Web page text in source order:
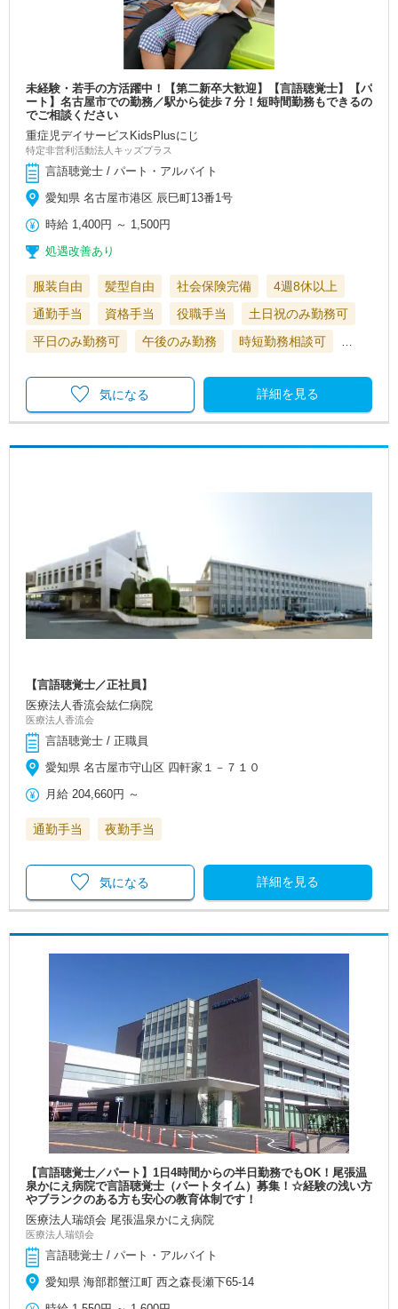
未経験・若手の方活躍中！【第二新卒大歓迎】【言語聴覚士】【パ
ート】名古屋市での勤務／駅から徒歩７分！短時間勤務もできるの
でご相談ください
重症児デイサービスKidsPlusにじ
特定非営利活動法人キッズプラス
言語聴覚士 / パート・アルバイト
愛知県 名古屋市港区 辰巳町13番1号
時給 1,400円 ～ 1,500円
処遇改善あり
服装自由 髪型自由 社会保険完備
4週8休以上
通勤手当
資格手当 役職手当
土日祝のみ勤務可
平日のみ勤務可
午後のみ勤務 時短勤務相談可
詳細を見る
気になる
【言語聴覚士／正社員】
医療法人香流会紘仁病院
医療法人香流会
言語聴覚士 / 正職員
愛知県 名古屋市守山区 四軒家１－７１０
月給 204,660円 ～
通勤手当 夜勤手当
詳細を見る
気になる
【言語聴覚士／パート】1日4時間からの半日勤務でもOK！尾張温
泉かにえ病院で言語聴覚士（パートタイム）募集！☆経験の浅い方
やブランクのある方も安心の教育体制です！
医療法人瑞頌会 尾張温泉かにえ病院
医療法人瑞頌会
言語聴覚士 / パート・アルバイト
愛知県 海部郡蟹江町 西之森長瀬下65-14